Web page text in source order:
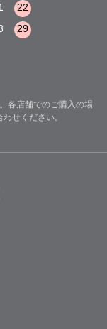
22
29
各店舗でのご購入の場
せください。